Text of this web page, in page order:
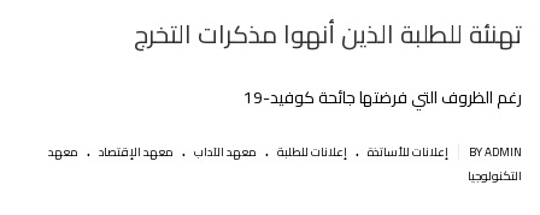
تهنئة للطلبة الذين أنهوا مذكرات التخرج
رغم الظروف التي فرضتها جائحة كوفيد-19
BY ADMIN إعلانات للأساتذة . إعلانات للطلبة . معهد الآداب . معهد الإقتصاد . معهد
التكنولوجيا